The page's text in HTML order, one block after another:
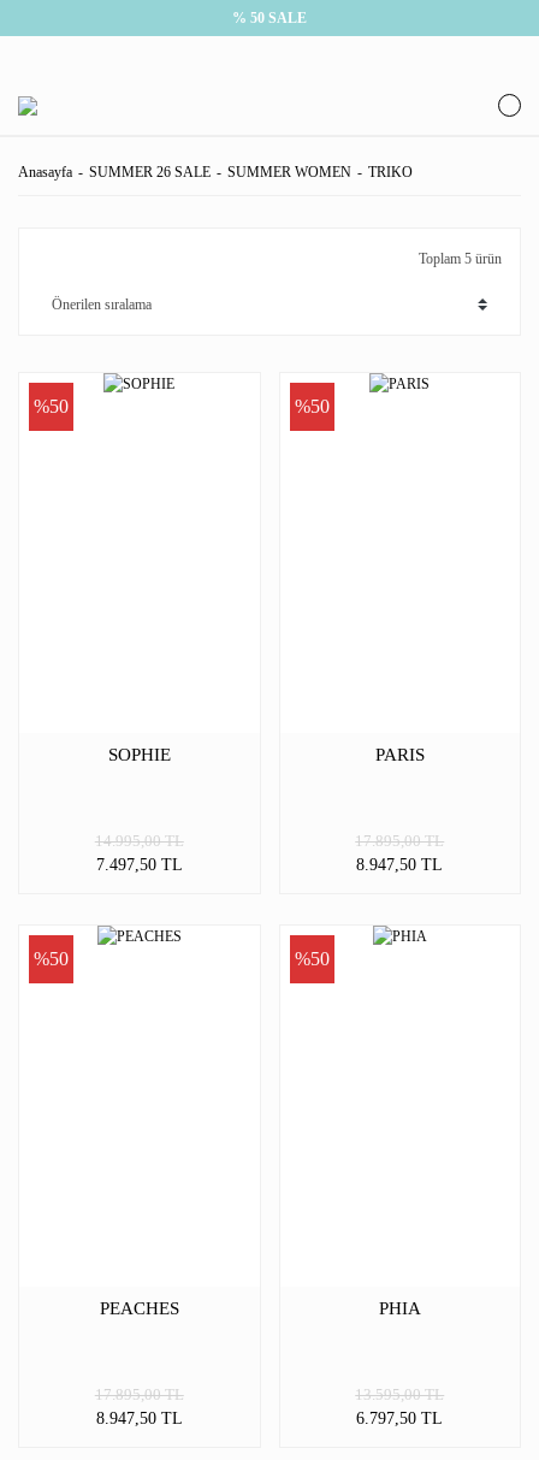
% 50 SALE
Anasayfa SUMMER 26 SALE SUMMER WOMEN TRIKO
Toplam 5 ürün
SOPHIE
%50
7.497,50 TL
14.995,00 TL
PARIS
%50
8.947,50 TL
17.895,00 TL
PEACHES
%50
8.947,50 TL
17.895,00 TL
PHIA
%50
6.797,50 TL
13.595,00 TL